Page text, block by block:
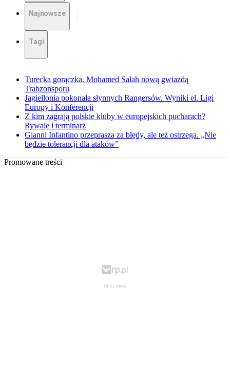
Najnowsze
Tagi
Turecka gorączka. Mohamed Salah nową gwiazdą
Trabzonsporu
Jagiellonia pokonała słynnych Rangersów. Wyniki el. Ligi
Europy i Konferencji
Z kim zagrają polskie kluby w europejskich pucharach?
Rywale i terminarz
Gianni Infantino przeprasza za błędy, ale też ostrzega. „Nie
będzie tolerancji dla ataków”
Promowane treści